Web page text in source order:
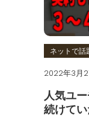
ネットで話
2022年3月
人気ユ
続けて